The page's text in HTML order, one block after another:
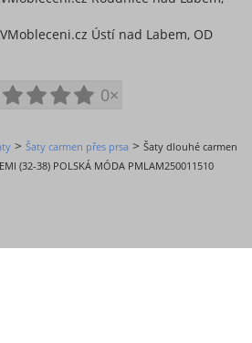
Ústí nad Labem, OD
0×
> Šaty carmen přes prsa > Šaty dlouhé carmen
(32-38) POLSKÁ MÓDA PMLAM250011510